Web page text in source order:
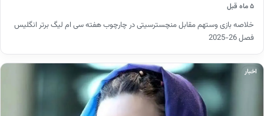
۵ ماه قبل
خلاصه بازی وستهم مقابل منچسترسیتی در چارچوب هفته سی ام لیگ برتر انگلیس
فصل 26-2025
اخبار